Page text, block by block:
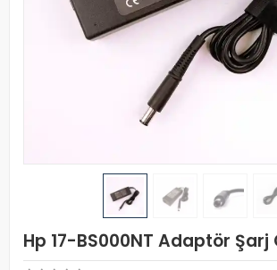
Hp 17-BS000NT Adaptör Şarj